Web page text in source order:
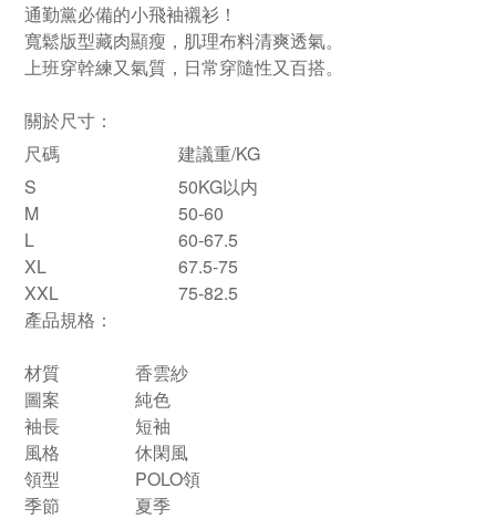
通勤黨必備的小飛袖襯衫！
寬鬆版型藏肉顯瘦，肌理布料清爽透氣。
上班穿幹練又氣質，日常穿隨性又百搭。
關於尺寸：
尺碼
建議重/KG
S
50KG以内
M
50-60
L
60-67.5
XL
67.5-75
XXL
75-82.5
產品規格：
材質
香雲紗
圖案
純色
袖長
短袖
風格
休閑風
領型
POLO領
季節
夏季